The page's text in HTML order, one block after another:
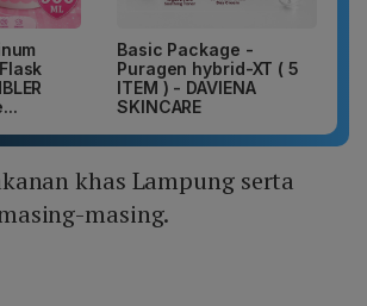
Basic Package -
Puragen hybrid-XT ( 5
ITEM ) - DAVIENA
SKINCARE
khas Lampung serta
masing.